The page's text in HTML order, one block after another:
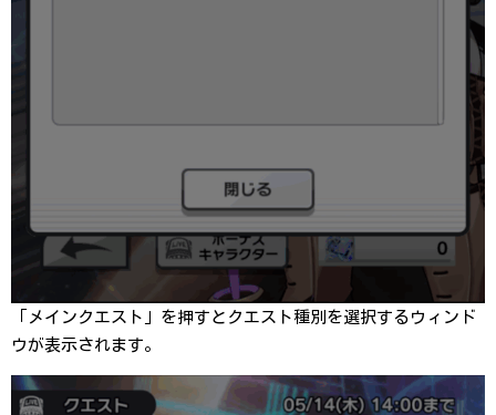
「メインクエスト」を押すとクエスト種別を選択するウィンド
ウが表示されます。